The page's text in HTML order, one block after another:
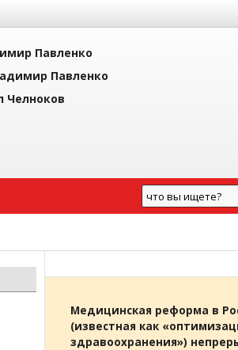
Павленко
Павленко
Челноков
Медицинская реформа в
(известная как
здравоохранения»)